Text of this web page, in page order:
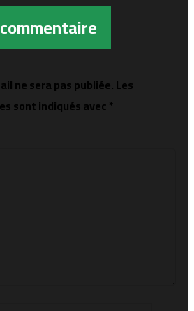
ne sera pas publiée.Les
sont indiqués avec*